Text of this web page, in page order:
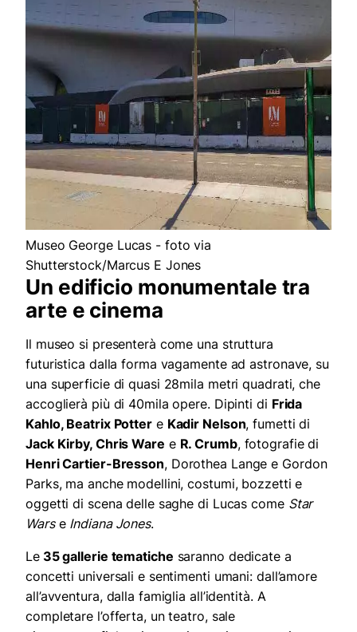
Museo George Lucas - foto via
Shutterstock/Marcus E Jones
Un edificio monumentale tra
arte e cinema
Il museo si presenterà come una struttura
futuristica dalla forma vagamente ad astronave, su
una superficie di quasi 28mila metri quadrati, che
accoglierà più di 40mila opere. Dipinti di Frida
Kahlo, Beatrix Pottere Kadir Nelson, fumetti di
Jack Kirby, Chris Ware e R. Crumb, fotografie di
Henri Cartier-Bresson, Dorothea Lange e Gordon
Parks, ma anche modellini, costumi, bozzetti e
oggetti di scena delle saghe di Lucas come Star
Warse Indiana Jones.
Le35 gallerie tematiche saranno dedicate a
concetti universali e sentimenti umani: dall’amore
all’avventura, dalla famiglia all’identità. A
completare l’offerta, un teatro, sale